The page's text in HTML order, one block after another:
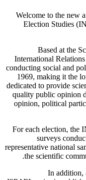
Welcome to the new
Election Studies
Based at the
International
conducting social and
1969, making it the
dedicated to provide
quality public opinion
opinion, political
For each election, the
surveys
representative national
the scientific
In addition,